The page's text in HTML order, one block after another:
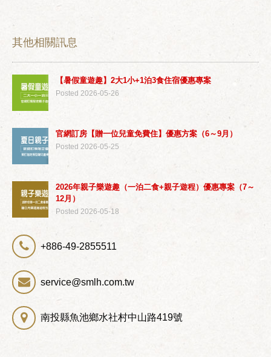
其他相關訊息
【暑假童遊趣】2大1小+1泊3食住宿優惠專案
Posted 2026-05-26
官網訂房【贈一位兒童免費住】優惠方案（6～9月）
Posted 2026-05-25
2026年親子樂遊趣（一泊二食+親子遊程）優惠專案（7～
12月）
Posted 2026-05-18
+886-49-2855511
service@smlh.com.tw
南投縣魚池鄉水社村中山路419號